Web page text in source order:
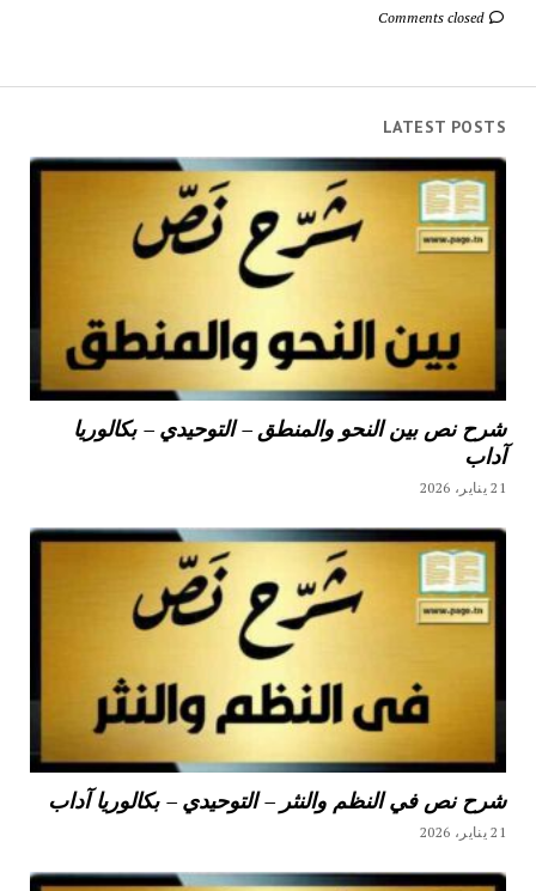
Comments closed
LATEST POSTS
شرح نص بين النحو والمنطق – التوحيدي – بكالوريا
آداب
21 يناير، 2026
شرح نص في النظم والنثر – التوحيدي – بكالوريا آداب
21 يناير، 2026